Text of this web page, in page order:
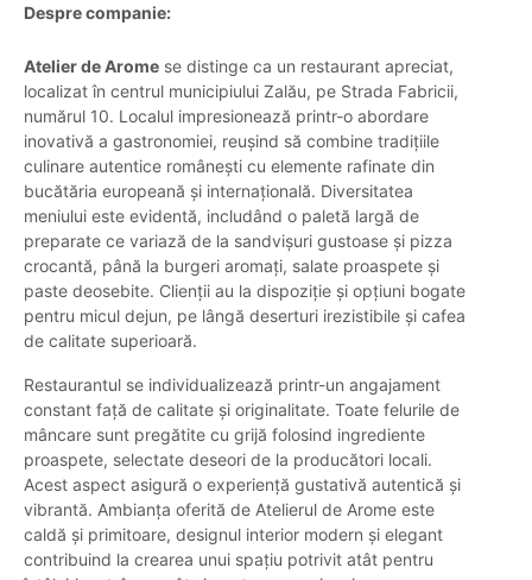
Despre companie:
Atelier de Arome se distinge ca un restaurant apreciat,
localizat în centrul municipiului Zalău, pe Strada Fabricii,
numărul 10. Localul impresionează printr-o abordare
inovativă a gastronomiei, reușind să combine tradițiile
culinare autentice românești cu elemente rafinate din
bucătăria europeană și internațională. Diversitatea
meniului este evidentă, includând o paletă largă de
preparate ce variază de la sandvișuri gustoase și pizza
crocantă, până la burgeri aromați, salate proaspete și
paste deosebite. Clienții au la dispoziție și opțiuni bogate
pentru micul dejun, pe lângă deserturi irezistibile și cafea
de calitate superioară.
Restaurantul se individualizează printr-un angajament
constant față de calitate și originalitate. Toate felurile de
mâncare sunt pregătite cu grijă folosind ingrediente
proaspete, selectate deseori de la producători locali.
Acest aspect asigură o experiență gustativă autentică și
vibrantă. Ambianța oferită de Atelierul de Arome este
caldă și primitoare, designul interior modern și elegant
contribuind la crearea unui spațiu potrivit atât pentru